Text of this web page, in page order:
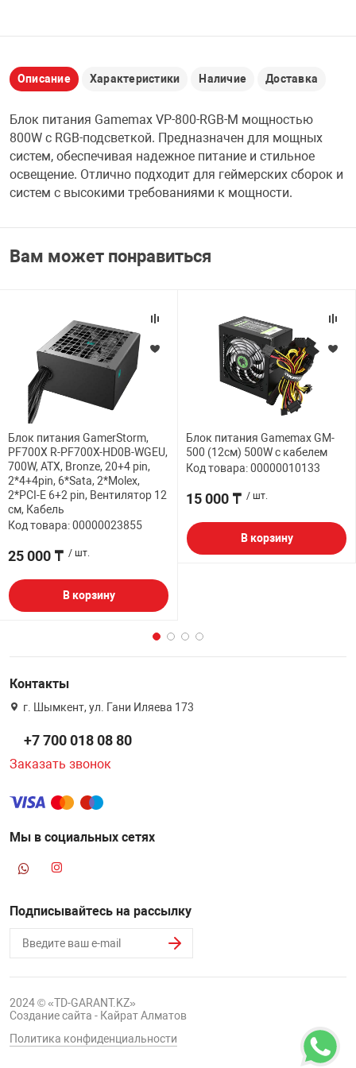
CARD RIDER
НАБОР ДЛЯ
ЛЕНТА ДЛЯ
ДОМА
ТЕХНИКА
Описание Характеристики Наличие Доставка
Блок питания Gamemax VP-800-RGB-M мощностью
800W с RGB-подсветкой. Предназначен для мощных
систем, обеспечивая надежное питание и стильное
освещение. Отлично подходит для геймерских сборок и
систем с высокими требованиями к мощности.
Вам может понравиться
Блок питания GamerStorm,
PF700X R-PF700X-HD0B-WGEU,
700W, ATX, Bronze, 20+4 pin,
2*4+4pin, 6*Sata, 2*Molex,
2*PCI-E 6+2 pin, Вентилятор 12
см, Кабель
Код товара: 00000023855
25 000 ₸ / шт.
В корзину
Блок питания Gamemax GM-
500 (12см) 500W с кабелем
Код товара: 00000010133
15 000 ₸ / шт.
В корзину
Контакты
г. Шымкент, ул. Гани Иляева 173
+7 700 018 08 80
Заказать звонок
Мы в социальных сетях
Подписывайтесь на рассылку
2024 © «TD-GARANT.KZ»
Создание сайта - Кайрат Алматов
Политика конфиденциальности